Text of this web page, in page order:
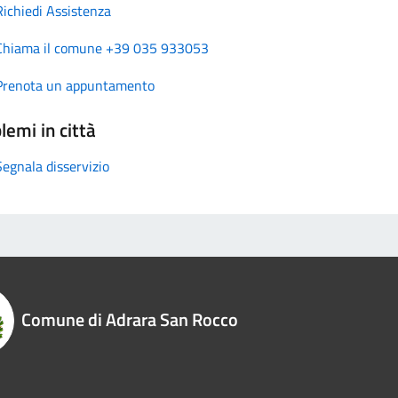
Assistenza
il comune +39 035 933053
un appuntamento
in città
disservizio
Comune di Adrara San Rocco